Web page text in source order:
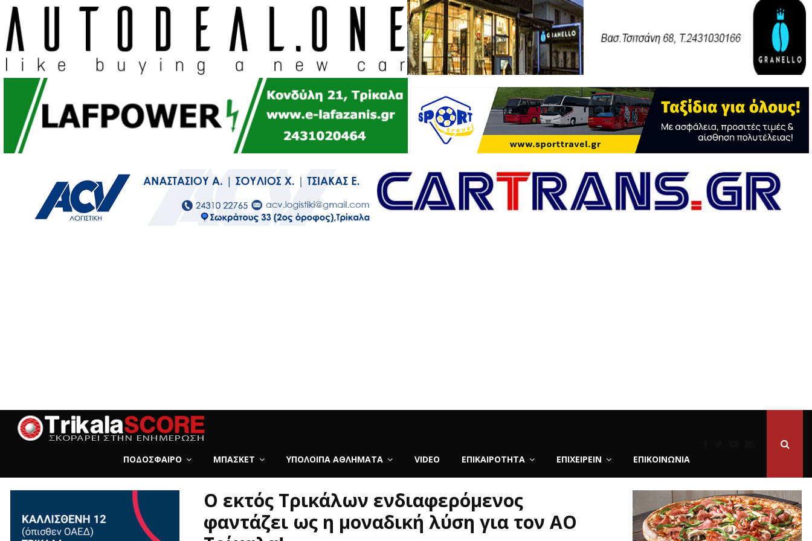
ΠΟΔΌΣΦΑΙΡΟ ΜΠΆΣΚΕΤ ΥΠΌΛΟΙΠΑ ΑΘΛΉΜΑΤΑ VIDEO ΕΠΙΚΑΙΡΌΤΗΤΑ ΕΠΙΧΕΙΡΕΙΝ ΕΠΙΚΟΙΝΩΝΊΑ
Ο εκτός Τρικάλων ενδιαφερόμενος
φαντάζει ως η μοναδική λύση για τον ΑΟ